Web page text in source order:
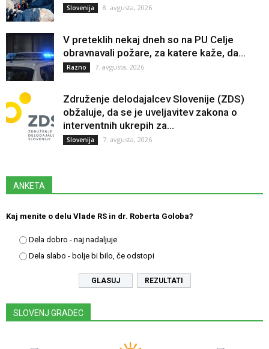
Slovenija 8. avgusta, 2026
V preteklih nekaj dneh so na PU Celje
obravnavali požare, za katere kaže, da...
Razno 7. avgusta, 2026
Združenje delodajalcev Slovenije (ZDS)
obžaluje, da se je uveljavitev zakona o
interventnih ukrepih za...
Slovenija 7. avgusta, 2026
ANKETA
Kaj menite o delu Vlade RS in dr. Roberta Goloba?
Dela dobro - naj nadaljuje
Dela slabo - bolje bi bilo, če odstopi
REZULTATI
SLOVENJ GRADEC